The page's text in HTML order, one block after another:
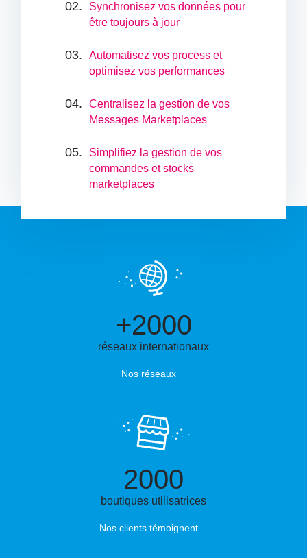
Synchronisez vos données pour
être toujours à jour
Automatisez vos process et
optimisez vos performances
Centralisez la gestion de vos
Messages Marketplaces
Simplifiez la gestion de vos
commandes et stocks
marketplaces
+2000
réseaux internationaux
Nos réseaux
2000
boutiques utilisatrices
Nos clients témoignent